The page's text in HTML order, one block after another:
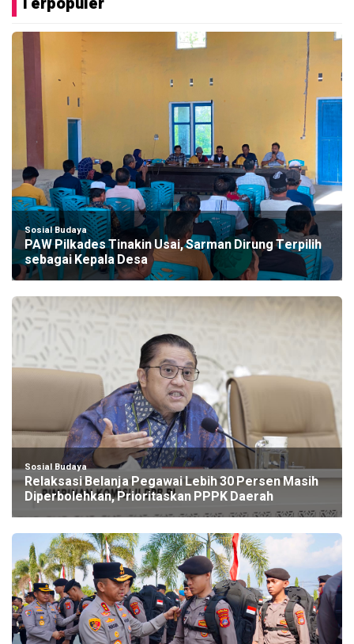
Sosial Budaya
PAW Pilkades Tinakin Usai, Sarman Dirung Terpilih
sebagai Kepala Desa
Sosial Budaya
Relaksasi Belanja Pegawai Lebih 30 Persen Masih
Diperbolehkan, Prioritaskan PPPK Daerah